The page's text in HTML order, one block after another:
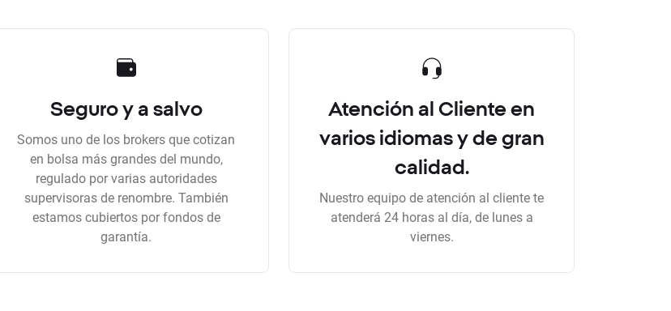
Seguro y a salvo
Somos uno de los brokers que cotizan
en bolsa más grandes del mundo,
regulado por varias autoridades
supervisoras de renombre. También
estamos cubiertos por fondos de
garantía.
Atención al Cliente en
varios idiomas y de gran
calidad.
Nuestro equipo de atención al cliente te
atenderá 24 horas al día, de lunes a
viernes.